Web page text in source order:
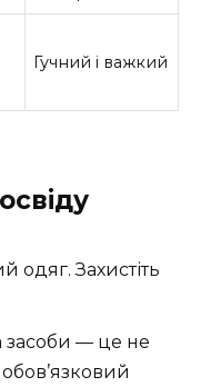
Гучний і важкий
одяг. Захистіть
засоби — це не